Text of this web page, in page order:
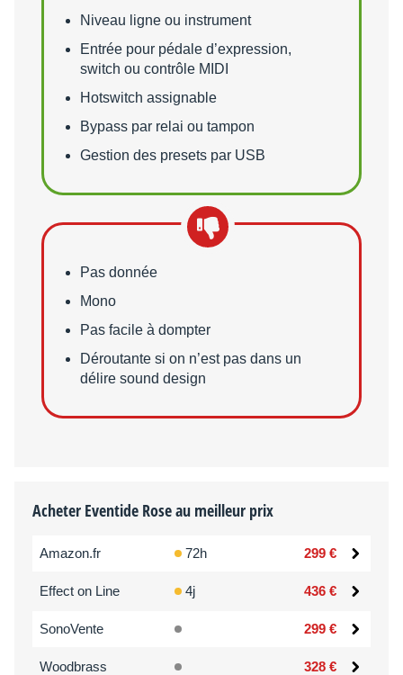
Niveau ligne ou instrument
Entrée pour pédale d’expression,
switch ou contrôle MIDI
Hotswitch assignable
Bypass par relai ou tampon
Gestion des presets par USB
Points faibles
Pas donnée
Mono
Pas facile à dompter
Déroutante si on n’est pas dans un
délire sound design
Acheter Eventide Rose au meilleur prix
Amazon.fr 72h 299 €
Effect on Line 4j 436 €
SonoVente 299 €
Woodbrass 328 €